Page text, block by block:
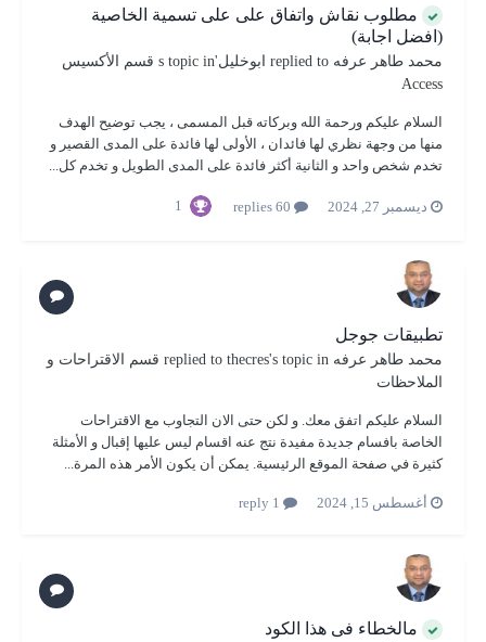
مطلوب نقاش واتفاق على على تسمية الخاصية
(افضل اجابة)
محمد طاهر عرفه ابوخليل's topic in
قسم الأكسيس
Access
السلام عليكم ورحمة الله وبركاته قبل المسمى ، يجب توضيح الهدف
منها من وجهة نظري لها فائدان ، الأولى لها فائدة على المدى القصير و
تخدم شخص واحد و الثانية أكثر فائدة على المدى الطويل و تخدم كل...
ديسمبر 27, 2024 1
تطبيقات جوجل
محمد طاهر عرفه thecres's topic in
قسم الاقتراحات و
الملاحظات
السلام عليكم اتفق معك. و لكن حتى الان التجاوب مع الاقتراحات
الخاصة بافسام جديدة مفيدة نتج عنه اقسام ليس عليها إقبال و الأمثلة
كثيرة في صفحة الموقع الرئيسية. يمكن أن يكون الأمر هذه المرة...
أغسطس 15, 2024
مالخطاء فى هذا الكود